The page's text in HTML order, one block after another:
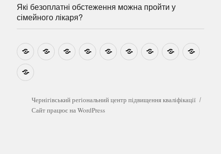
Які безоплатні обстеження можна пройти у
сімейного лікаря?
НовиниНавчально-
методичні
Ми
на
Звіти Про
центр
План
графік
Розумовські
зустрічі
Реєстрація
Які
безоплатні
можна
пройти
у
Чернігівський регіональний центр підвищення кваліфікації
Сайт працює на WordPress